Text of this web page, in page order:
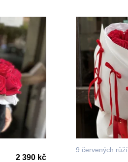
2 390 kč
9 červených růží